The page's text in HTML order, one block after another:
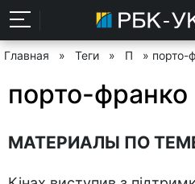
Главная » Теги » П » порто-
порто-франко
МАТЕРИАЛЫ ПО